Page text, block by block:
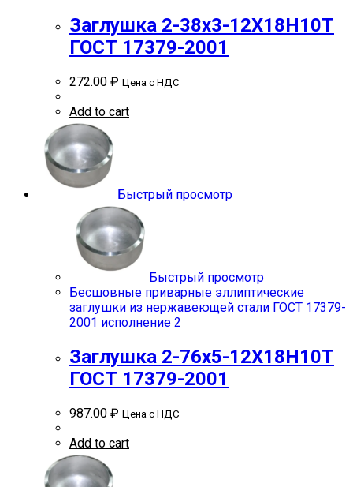
Заглушка 2-38х3-12Х18Н10Т
ГОСТ 17379-2001
272.00 ₽ Цена с НДС
Add to cart
Быстрый просмотр
Быстрый просмотр
Бесшовные приварные эллиптические
заглушки из нержавеющей стали ГОСТ 17379-
2001 исполнение 2
Заглушка 2-76х5-12Х18Н10Т
ГОСТ 17379-2001
987.00 ₽ Цена с НДС
Add to cart